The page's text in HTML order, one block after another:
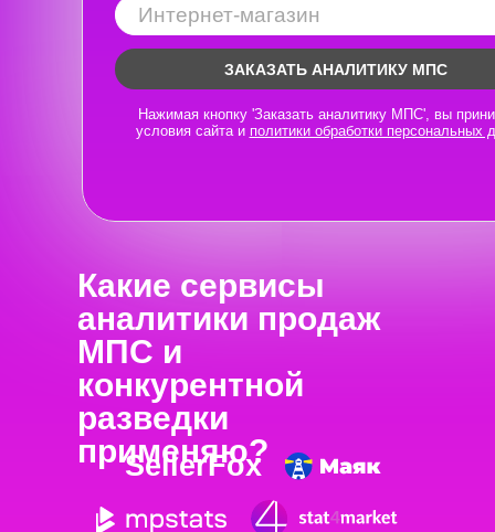
SellerFox
ЗАКАЗАТЬ АНАЛИТИКУ МПС
Нажимая кнопку 'Заказать аналитику МПС', вы
условия сайта и политики обработки персональных
Какие сервисы
аналитики продаж
МПС и
конкурентной
разведки
применяю?